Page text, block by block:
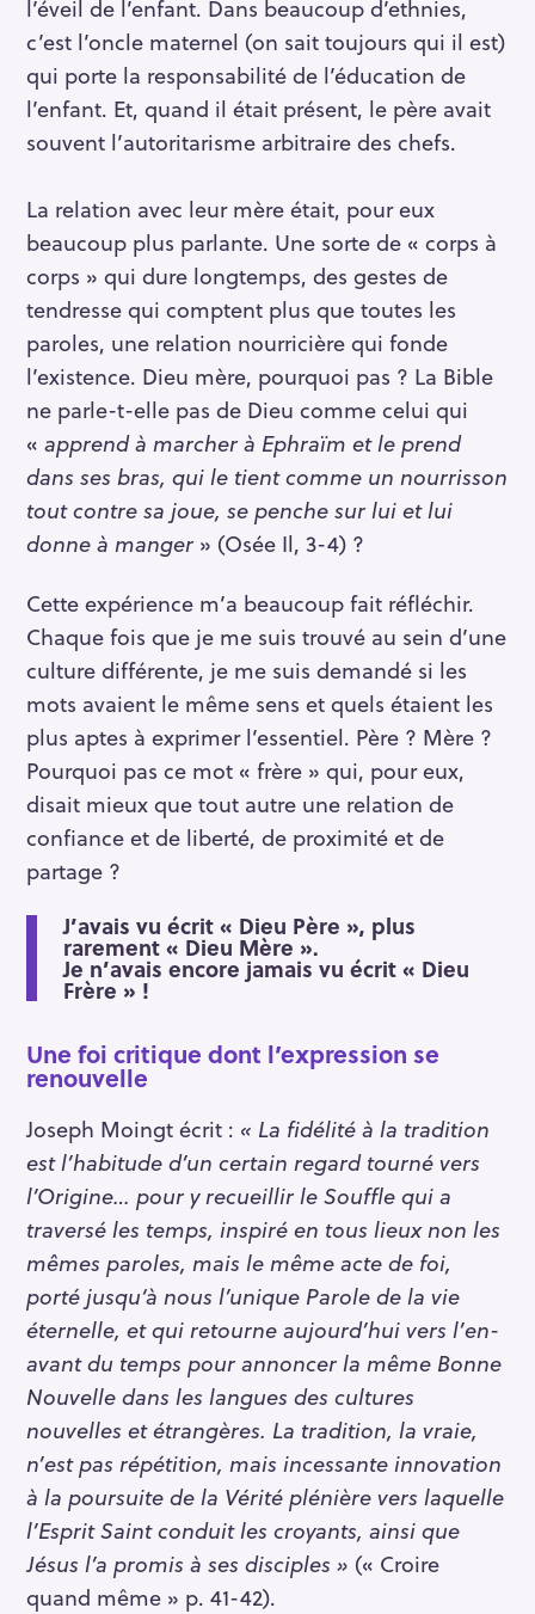
l’éveil de l’enfant. Dans beaucoup d’ethnies,
c’est l’oncle maternel (on sait toujours qui il est)
qui porte la responsabilité de l’éducation de
l’enfant. Et, quand il était présent, le père avait
souvent l’autoritarisme arbitraire des chefs.
La relation avec leur mère était, pour eux
beaucoup plus parlante. Une sorte de « corps à
corps » qui dure longtemps, des gestes de
tendresse qui comptent plus que toutes les
paroles, une relation nourricière qui fonde
l’existence. Dieu mère, pourquoi pas ? La Bible
ne parle-t-elle pas de Dieu comme celui qui
« apprend à marcher à Ephraïm et le prend
dans ses bras, qui le tient comme un nourrisson
tout contre sa joue, se penche sur lui et lui
donne à manger » (Osée Il, 3-4) ?
Cette expérience m’a beaucoup fait réfléchir.
Chaque fois que je me suis trouvé au sein d’une
culture différente, je me suis demandé si les
mots avaient le même sens et quels étaient les
plus aptes à exprimer l’essentiel. Père ? Mère ?
Pourquoi pas ce mot « frère » qui, pour eux,
disait mieux que tout autre une relation de
confiance et de liberté, de proximité et de
partage ?
J’avais vu écrit « Dieu Père », plus
rarement « Dieu Mère ».
Je n’avais encore jamais vu écrit « Dieu
Frère » !
Une foi critique dont l’expression se
renouvelle
Joseph Moingt écrit : « La fidélité à la tradition
est l’habitude d’un certain regard tourné vers
l’Origine… pour y recueillir le Souffle qui a
traversé les temps, inspiré en tous lieux non les
mêmes paroles, mais le même acte de foi,
porté jusqu‘à nous l’unique Parole de la vie
éternelle, et qui retourne aujourd’hui vers l’en-
avant du temps pour annoncer la même Bonne
Nouvelle dans les langues des cultures
nouvelles et étrangères. La tradition, la vraie,
n’est pas répétition, mais incessante innovation
à la poursuite de la Vérité plénière vers laquelle
l’Esprit Saint conduit les croyants, ainsi que
Jésus l’a promis à ses disciples » (« Croire
quand même » p. 41-42).
S
e
r
h
f
o
r
: